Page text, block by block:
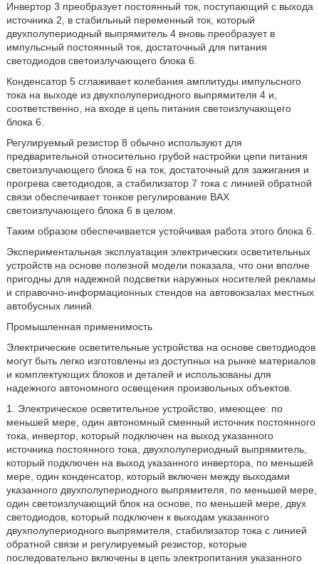
Инвертор 3 преобразует постоянный ток, поступающий с выхода
источника 2, в стабильный переменный ток, который
двухполупериодный выпрямитель 4 вновь преобразует в
импульсный постоянный ток, достаточный для питания
светодиодов светоизлучающего блока 6.
Конденсатор 5 сглаживает колебания амплитуды импульсного
тока на выходе из двухполупериодного выпрямителя 4 и,
соответственно, на входе в цепь питания светоизлучающего
блока 6.
Регулируемый резистор 8 обычно используют для
предварительной относительно грубой настройки цепи питания
светоизлучающего блока 6 на ток, достаточный для зажигания и
прогрева светодиодов, а стабилизатор 7 тока с линией обратной
связи обеспечивает тонкое регулирование ВАХ
светоизлучающего блока 6 в целом.
Таким образом обеспечивается устойчивая работа этого блока 6.
Экспериментальная эксплуатация электрических осветительных
устройств на основе полезной модели показала, что они вполне
пригодны для надежной подсветки наружных носителей рекламы
и справочно-информационных стендов на автовокзалах местных
автобусных линий.
Промышленная применимость
Электрические осветительные устройства на основе светодиодов
могут быть легко изготовлены из доступных на рынке материалов
и комплектующих блоков и деталей и использованы для
надежного автономного освещения произвольных объектов.
1. Электрическое осветительное устройство, имеющее: по
меньшей мере, один автономный сменный источник постоянного
тока, инвертор, который подключен на выход указанного
источника постоянного тока, двухполупериодный выпрямитель,
который подключен на выход указанного инвертора, по меньшей
мере, один конденсатор, который включен между выходами
указанного двухполупериодного выпрямителя, по меньшей мере,
один светоизлучающий блок на основе, по меньшей мере, двух
светодиодов, который подключен к выходам указанного
двухполупериодного выпрямителя, стабилизатор тока с линией
обратной связи и регулируемый резистор, которые
последовательно включены в цепь электропитания указанного